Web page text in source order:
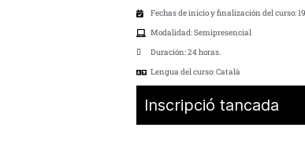
Fechas de inicio y finalización del curso:
Modalidad: Semipresencial
Duración: 24 horas.
Lengua del curso: Català
Inscripció tancada